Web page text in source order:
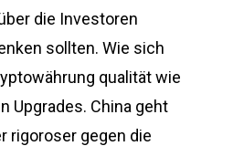
die Investoren
sollten. Wie sich
qualität wie
Upgrades. China geht
rigoroser gegen die